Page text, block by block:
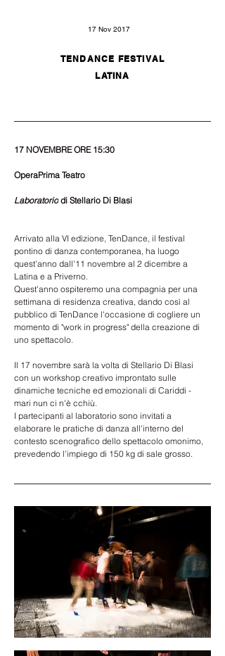
17 Nov 2017
TENDANCE FESTIVAL
LATINA
17 NOVEMBRE ORE 15:30
OperaPrima Teatro
Laboratorio di Stellario Di Blasi
Arrivato alla VI edizione, TenDance, il festival
pontino di danza contemporanea, ha luogo
quest'anno dall'11 novembre al 2 dicembre a
Latina e a Priverno.
Quest'anno ospiteremo una compagnia per una
settimana di residenza creativa, dando così al
pubblico di TenDance l'occasione di cogliere un
momento di "work in progress" della creazione di
uno spettacolo.
Il 17 novembre sarà la volta di Stellario Di Blasi
con un workshop creativo improntato sulle
dinamiche tecniche ed emozionali di Cariddi -
mari nun ci n'è cchiù.
I partecipanti al laboratorio sono invitati a
elaborare le pratiche di danza all'interno del
contesto scenografico dello spettacolo omonimo,
prevedendo l'impiego di 150 kg di sale grosso.